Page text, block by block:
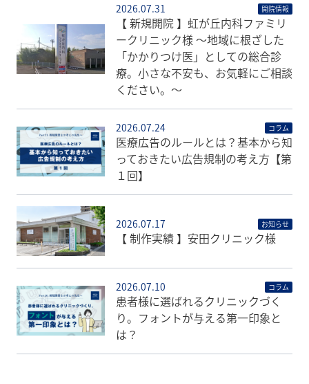
2026.07.31 開院情報
【 新規開院 】虹が丘内科ファミリ
ークリニック様 〜地域に根ざした
「かかりつけ医」としての総合診
療。小さな不安も、お気軽にご相談
ください。〜
2026.07.24 コラム
医療広告のルールとは？基本から知
っておきたい広告規制の考え方【第
１回】
2026.07.17 お知らせ
【 制作実績 】安田クリニック様
2026.07.10 コラム
患者様に選ばれるクリニックづく
り。フォントが与える第一印象と
は？